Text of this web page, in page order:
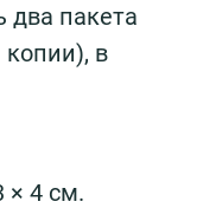
два пакета
в
× 4 см.